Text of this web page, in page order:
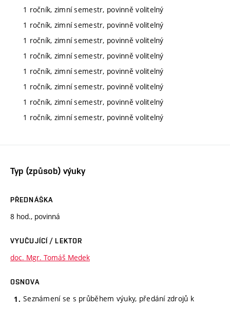
1 ročník, zimní semestr, povinně volitelný
1 ročník, zimní semestr, povinně volitelný
1 ročník, zimní semestr, povinně volitelný
1 ročník, zimní semestr, povinně volitelný
1 ročník, zimní semestr, povinně volitelný
1 ročník, zimní semestr, povinně volitelný
1 ročník, zimní semestr, povinně volitelný
1 ročník, zimní semestr, povinně volitelný
Typ (způsob) výuky
PŘEDNÁŠKA
8 hod., povinná
VYUČUJÍCÍ / LEKTOR
doc. Mgr. Tomáš Medek
OSNOVA
Seznámení se s průběhem výuky, předání zdrojů k